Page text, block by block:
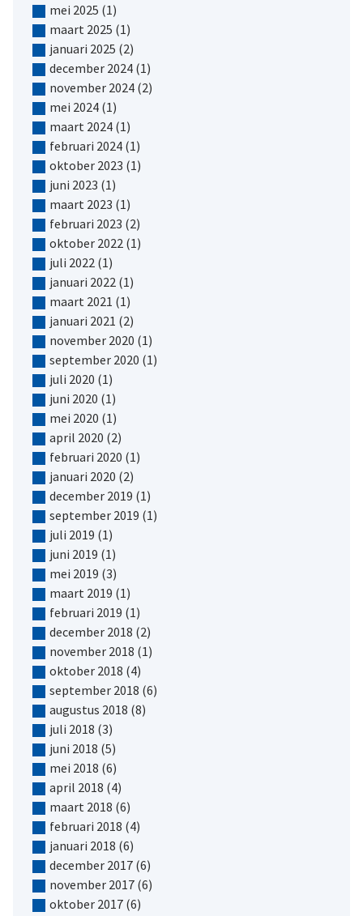
mei 2025 (1)
maart 2025 (1)
januari 2025 (2)
december 2024(1)
november 2024(2)
mei 2024(1)
maart 2024(1)
februari 2024(1)
oktober 2023 (1)
juni 2023 (1)
maart 2023 (1)
februari 2023 (2)
oktober 2022 (1)
juli 2022 (1)
januari 2022 (1)
maart 2021 (1)
januari 2021 (2)
november 2020 (1)
september 2020 (1)
juli 2020 (1)
juni 2020 (1)
mei 2020 (1)
april 2020 (2)
februari 2020 (1)
januari 2020 (2)
december 2019 (1)
september 2019 (1)
juli 2019 (1)
juni 2019 (1)
mei 2019 (3)
maart 2019 (1)
februari 2019 (1)
december 2018 (2)
november 2018 (1)
oktober 2018 (4)
september 2018 (6)
augustus 2018 (8)
juli 2018 (3)
juni 2018 (5)
mei 2018 (6)
april 2018 (4)
maart 2018 (6)
februari 2018 (4)
januari 2018 (6)
december 2017(6)
november 2017(6)
oktober 2017(6)